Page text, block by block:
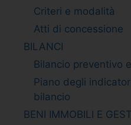
Criteri e modalità
Atti di concessione
BILANCI
Bilancio preventivo
Piano degli
bilancio
BENI IMMOBILI E